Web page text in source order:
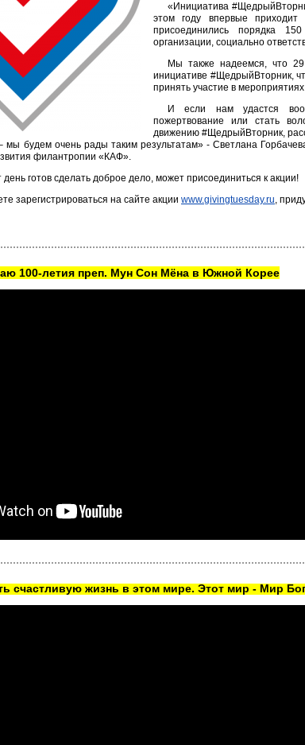
«Инициатива
этом году впервые
присоединились порядка
организации, социально
Мы также надеемся, что
инициативе #ЩедрыйВторник,
принять участие в
И если нам удастся
пожертвование или стать
движению #ЩедрыйВторник,
мы будем очень рады таким результатам» - Светлана
филантропии «КАФ».
день готов сделать доброе дело, может присоединиться к акции!
зарегистрироваться на сайте акции www.givingtuesday.ru,
100-летия преп. Мун Сон Мёна в Южной Корее
счастливую жизнь в этом мире. Этот мир - Мир